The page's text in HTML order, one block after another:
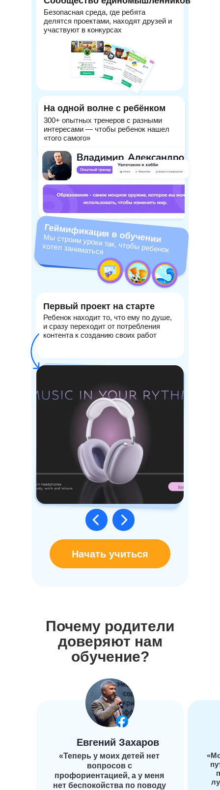
Безопасная среда, где ребята
делятся проектами, находят друзей и
участвуют в конкурсах
Ребенок находит то, что ему по душе,
и сразу переходит от потребления
контента к созданию своих работ
300+ опытных тренеров с разными
интересами — чтобы ребенок нашел
«того самого»
Первый проект на старте
На одной волне с ребёнком
Мы строим уроки так, чтобы ребенок
хотел заниматься
Геймификация в обучении
Начать учиться
Почему родители
доверяют нам
обучение?
«Теперь у моих детей нет
вопросов с
профориентацией, а у меня
нет беспокойства по поводу
Евгений Захаров